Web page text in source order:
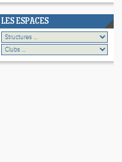
LES ESPACES